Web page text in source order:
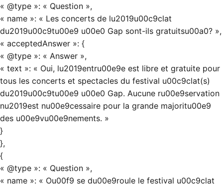
« @type »: « Question »,
« name »: « Les concerts de lu2019u00c9clat
du2019u00c9tu00e9 u00e0 Gap sont-ils gratuitsu00a0? »,
« acceptedAnswer »: {
« @type »: « Answer »,
« text »: « Oui, lu2019entru00e9e est libre et gratuite pour
tous les concerts et spectacles du festival u00c9clat(s)
du2019u00c9tu00e9 u00e0 Gap. Aucune ru00e9servation
nu2019est nu00e9cessaire pour la grande majoritu00e9
des u00e9vu00e9nements. »
}
},
{
« @type »: « Question »,
« name »: « Ou00f9 se du00e9roule le festival u00c9clat